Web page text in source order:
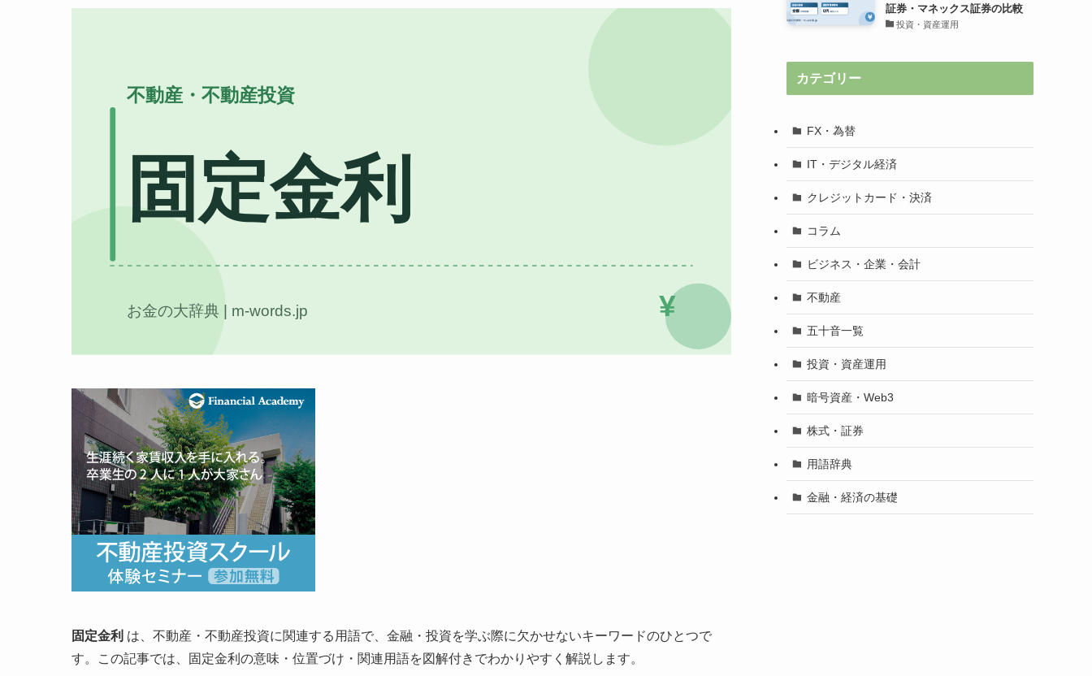
固定金利 は、不動産・不動産投資に関連する用語で、金融・投資を学ぶ際に欠かせないキーワードのひとつで
す。この記事では、固定金利の意味・位置づけ・関連用語を図解付きでわかりやすく解説します。
証券・マネックス証券の比較
投資・資産運用
カテゴリー
FX・為替
IT・デジタル経済
クレジットカード・決済
コラム
ビジネス・企業・会計
不動産
五十音一覧
投資・資産運用
暗号資産・Web3
株式・証券
用語辞典
金融・経済の基礎